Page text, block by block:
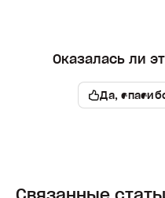
Оказалась ли
Да,